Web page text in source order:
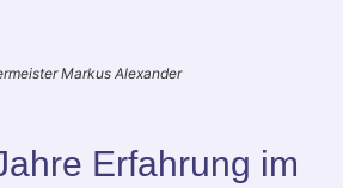
Markus Alexander
Erfahrung im